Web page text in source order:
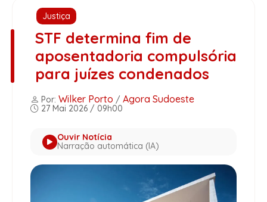
Justiça
STF determina fim de
aposentadoria compulsória
para juízes condenados
Por: Wilker Porto / Agora Sudoeste
27 Mai 2026 / 09h00
Ouvir Notícia
Narração automática (IA)